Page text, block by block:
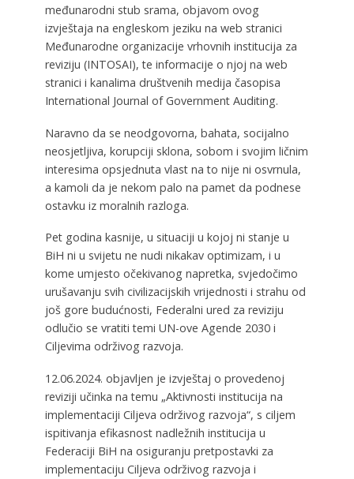
međunarodni stub srama, objavom ovog
izvještaja na engleskom jeziku na web stranici
Međunarodne organizacije vrhovnih institucija za
reviziju (INTOSAI), te informacije o njoj na web
stranici i kanalima društvenih medija časopisa
International Journal of Government Auditing.
Naravno da se neodgovorna, bahata, socijalno
neosjetljiva, korupciji sklona, sobom i svojim ličnim
interesima opsjednuta vlast na to nije ni osvrnula,
a kamoli da je nekom palo na pamet da podnese
ostavku iz moralnih razloga.
Pet godina kasnije, u situaciji u kojoj ni stanje u
BiH ni u svijetu ne nudi nikakav optimizam, i u
kome umjesto očekivanog napretka, svjedočimo
urušavanju svih civilizacijskih vrijednosti i strahu od
još gore budućnosti, Federalni ured za reviziju
odlučio se vratiti temi UN-ove Agende 2030 i
Ciljevima održivog razvoja.
12.06.2024. objavljen je izvještaj o provedenoj
reviziji učinka na temu „Aktivnosti institucija na
implementaciji Ciljeva održivog razvoja“, s ciljem
ispitivanja efikasnost nadležnih institucija u
Federaciji BiH na osiguranju pretpostavki za
implementaciju Ciljeva održivog razvoja i